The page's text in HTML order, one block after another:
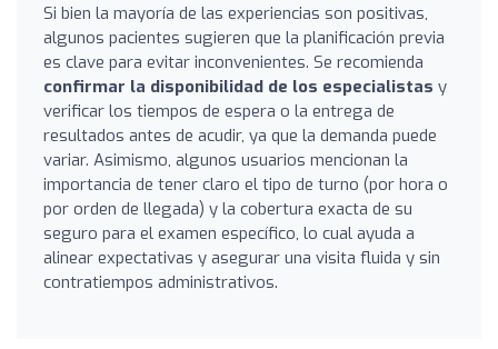
Si bien la mayoría de las experiencias son positivas,
algunos pacientes sugieren que la planificación previa
es clave para evitar inconvenientes. Se recomienda
confirmar la disponibilidad de los especialistas y
verificar los tiempos de espera o la entrega de
resultados antes de acudir, ya que la demanda puede
variar. Asimismo, algunos usuarios mencionan la
importancia de tener claro el tipo de turno (por hora o
por orden de llegada) y la cobertura exacta de su
seguro para el examen específico, lo cual ayuda a
alinear expectativas y asegurar una visita fluida y sin
contratiempos administrativos.